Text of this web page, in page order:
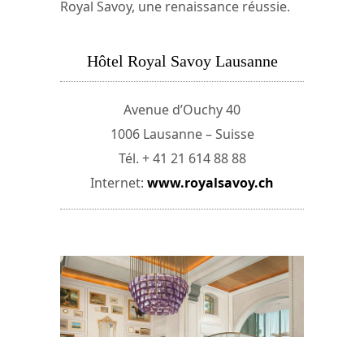
Royal Savoy, une renaissance réussie.
Hôtel Royal Savoy Lausanne
Avenue d’Ouchy 40
1006 Lausanne – Suisse
Tél. + 41 21 614 88 88
Internet: www.royalsavoy.ch